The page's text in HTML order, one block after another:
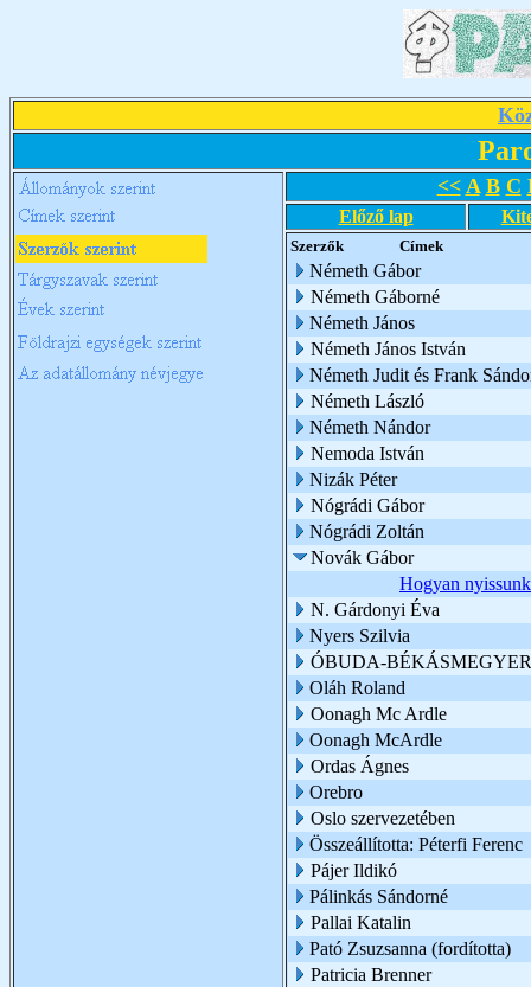
<< A B C
Előző lap
Szerzők Címek
Németh Gábor
Németh Gáborné
Németh János
Németh János István
Németh Judit és Frank
Németh László
Németh Nándor
Nemoda István
Nizák Péter
Nógrádi Gábor
Nógrádi Zoltán
Novák Gábor
Hogyan
N. Gárdonyi Éva
Nyers Szilvia
ÓBUDA-
Oláh Roland
Oonagh Mc Ardle
Oonagh McArdle
Ordas Ágnes
Orebro
Oslo szervezetében
Összeállította: Péterfi Ferenc
Pájer Ildikó
Pálinkás Sándorné
Pallai Katalin
Pató Zsuzsanna (fordította)
Patricia Brenner